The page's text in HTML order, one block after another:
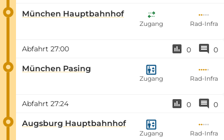
München Hauptbahnhof
Zugang Rad-Infra
Abfahrt 27:00 0 0
München Pasing
Zugang Rad-Infra
Abfahrt 27:24 0 0
Augsburg Hauptbahnhof
Zugang Rad-Infra